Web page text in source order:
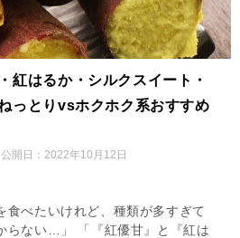
紅はるか・シルクスイート・
っとりvsホクホク系おすすめ
公開日： 2022年10月12日
食べたいけれど、種類が多すぎて
らない…」 「『紅優甘』と『紅は